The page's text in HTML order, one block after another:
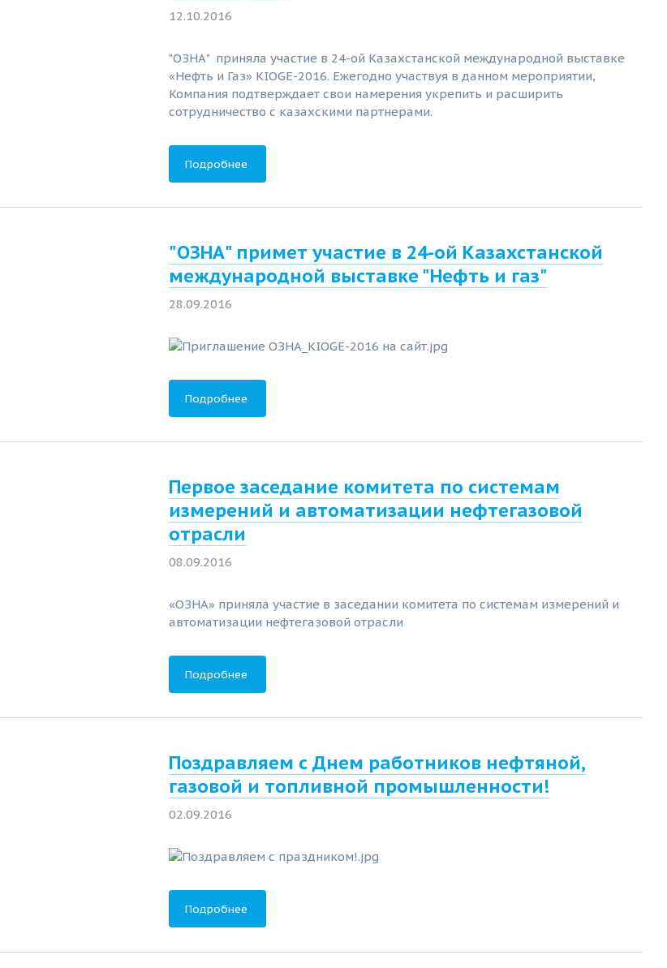
12.10.2016
"ОЗНА" приняла участие в 24-ой Казахстанской международной выставке
«Нефть и Газ» KIOGE-2016. Ежегодно участвуя в данном мероприятии,
Компания подтверждает свои намерения укрепить и расширить
сотрудничество с казахскими партнерами.
Подробнее
"ОЗНА" примет участие в 24-ой Казахстанской
международной выставке "Нефть и газ"
28.09.2016
Подробнее
Первое заседание комитета по системам
измерений и автоматизации нефтегазовой
отрасли
08.09.2016
«ОЗНА» приняла участие в заседании комитета по системам измерений и
автоматизации нефтегазовой отрасли
Подробнее
Поздравляем с Днем работников нефтяной,
газовой и топливной промышленности!
02.09.2016
Подробнее